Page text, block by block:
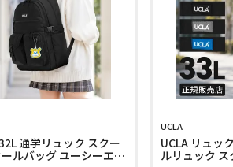
通学リュック スクー
ルバッグ ユーシーエル
UCLA
UCLA リュッ
ルリュック